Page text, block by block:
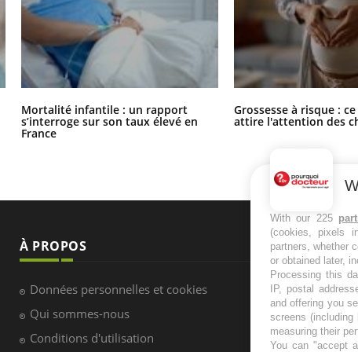
Mortalité infantile : un rapport
s’interroge sur son taux élevé en
France
Grossesse à risque :
attire l'attention des
À PROPOS
Données personnelles et cookies
Qui sommes-nous
Conditions d'utilisation
Recevez
infos santé
With our 225
(cookies, pixels
partners, whether
or obtained later,
Processing this
IP, postal
and offering you
screens
measuring their
You can "accept